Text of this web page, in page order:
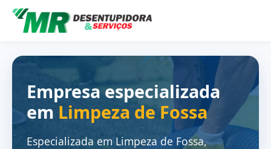
Empresa especializada
em Limpeza de Fossa
Especializada em Limpeza de Fossa,